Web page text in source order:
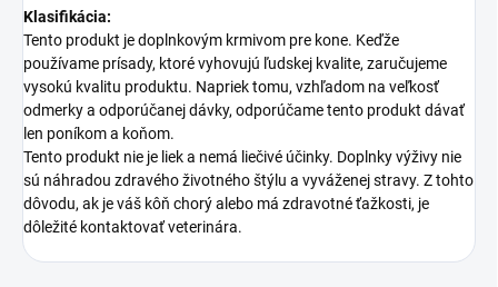
Klasifikácia:
Tento produkt je doplnkovým krmivom pre kone. Keďže
používame prísady, ktoré vyhovujú ľudskej kvalite, zaručujeme
vysokú kvalitu produktu. Napriek tomu, vzhľadom na veľkosť
odmerky a odporúčanej dávky, odporúčame tento produkt dávať
len poníkom a koňom.
Tento produkt nie je liek a nemá liečivé účinky. Doplnky výživy nie
sú náhradou zdravého životného štýlu a vyváženej stravy. Z tohto
dôvodu, ak je váš kôň chorý alebo má zdravotné ťažkosti, je
dôležité kontaktovať veterinára.